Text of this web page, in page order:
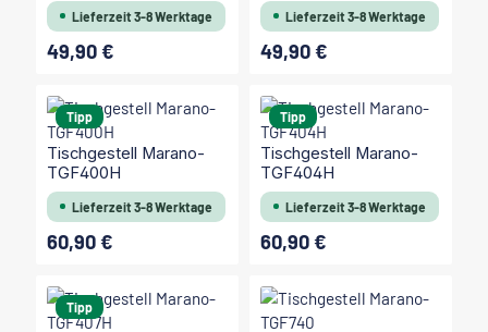
Lieferzeit 3-8 Werktage
Regulärer Preis:
49,90 €
Lieferzeit 3-8 Werktage
Regulärer Preis:
49,90 €
Tipp
Tischgestell Marano-
TGF400H
Lieferzeit 3-8 Werktage
Regulärer Preis:
60,90 €
Tipp
Tischgestell Marano-
TGF404H
Lieferzeit 3-8 Werktage
Regulärer Preis:
60,90 €
Tipp